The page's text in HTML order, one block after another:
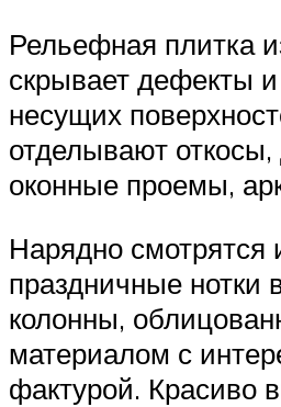
Рельефная плитка
скрывает дефекты
несущих
отделывают
оконные проемы,
Нарядно смотрятся
праздничные нотки
колонны,
материалом с
фактурой. Красиво